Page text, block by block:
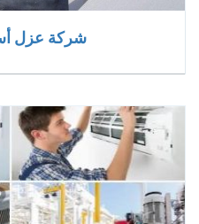
شركة عزل